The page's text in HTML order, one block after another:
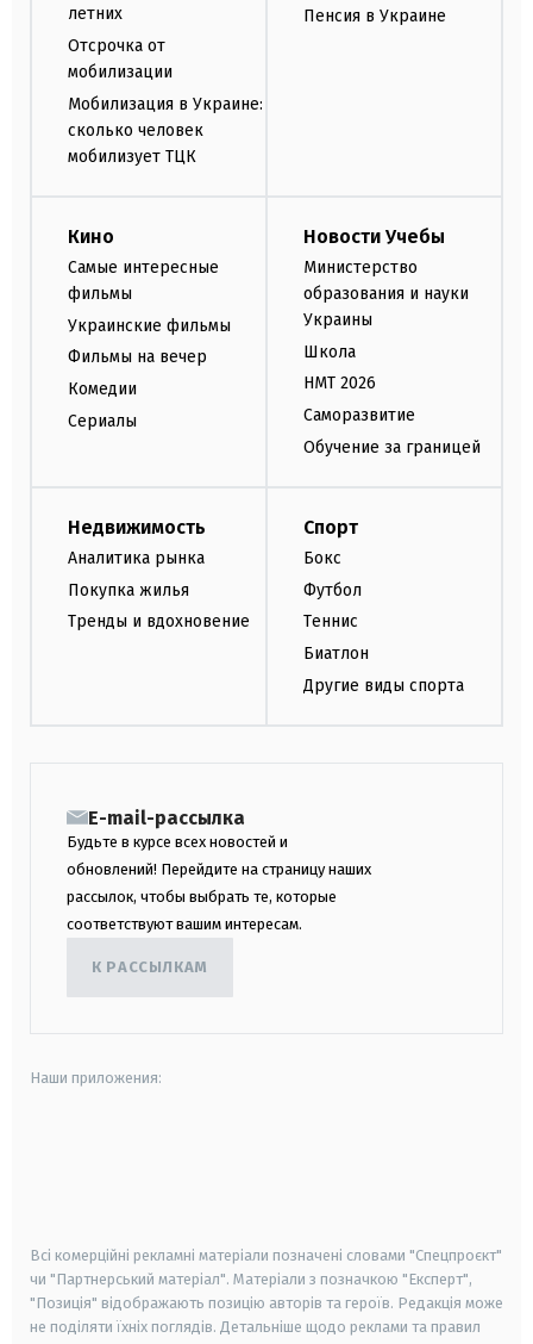
летних
Отсрочка от
мобилизации
Мобилизация в Украине:
сколько человек
мобилизует ТЦК
Пенсия в Украине
Кино
Самые интересные
фильмы
Украинские фильмы
Фильмы на вечер
Комедии
Сериалы
Новости Учебы
Министерство
образования и науки
Украины
Школа
НМТ 2026
Саморазвитие
Обучение за границей
Недвижимость
Аналитика рынка
Покупка жилья
Тренды и вдохновение
Спорт
Бокс
Футбол
Теннис
Биатлон
Другие виды спорта
E-mail-рассылка
Будьте в курсе всех новостей и
обновлений! Перейдите на страницу наших
рассылок, чтобы выбрать те, которые
соответствуют вашим интересам.
К РАССЫЛКАМ
Наши приложения:
Всі комерційні рекламні матеріали позначені словами "Спецпроєкт"
чи "Партнерський матеріал". Матеріали з позначкою "Експерт",
"Позиція" відображають позицію авторів та героїв. Редакція може
не поділяти їхніх поглядів. Детальніше щодо реклами та правил